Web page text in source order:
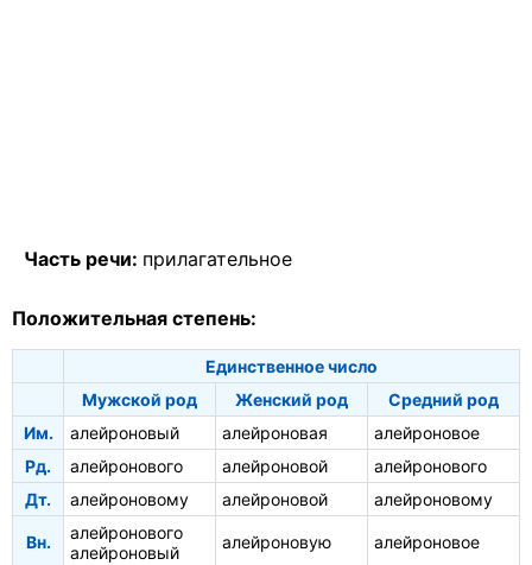
Часть речи: прилагательное
Положительная степень:
Единственное число
Мужской род
Женский род
Средний род
Им.
алейроновый алейроновая
алейроновое
Рд.
алейронового алейроновой
алейронового
Дт.
алейроновому алейроновой алейроновому
Вн.
алейронового
алейроновый
алейроновую алейроновое